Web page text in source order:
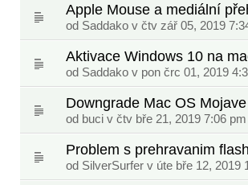
Apple Mouse a mediální
od Saddako v čtv zář 05, 2019
Aktivace Windows 10 na
od Saddako v pon črc 01, 2019
Downgrade Mac OS Mojave
od buci v čtv bře 21, 2019 7:06 pm
Problem s prehravanim
od SilverSurfer v úte bře 12, 2019